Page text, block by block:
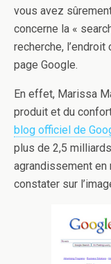
vous avez
concerne la «
recherche,
page Google.
En effet, Marissa
produit et du
blog officiel de
plus de 2,5
agrandissement
constater sur